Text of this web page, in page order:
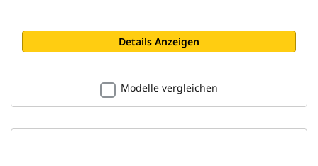
Details Anzeigen
Modelle vergleichen